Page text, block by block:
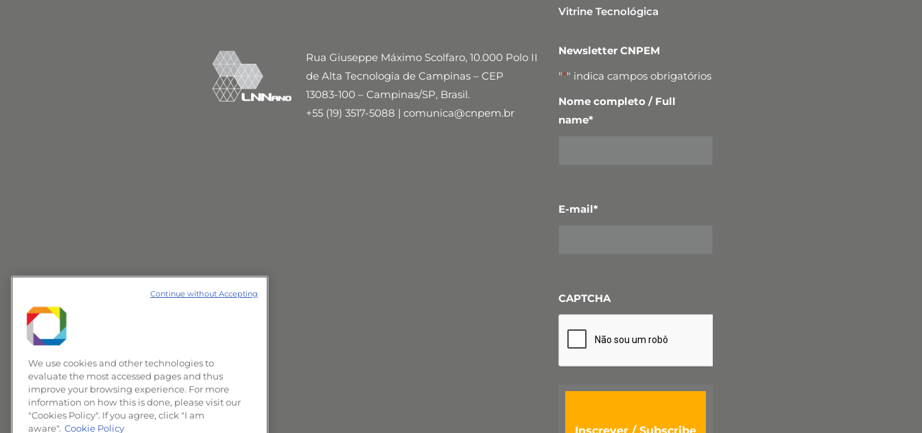
Vitrine Tecnológica
Rua Giuseppe Máximo Scolfaro, 10.000 Polo II
de Alta Tecnologia de Campinas – CEP
13083-100 – Campinas/SP, Brasil.
+55 (19) 3517-5088 | comunica@cnpem.br
Newsletter CNPEM
"*" indica campos obrigatórios
Nome completo / Full
name*
E-mail*
CAPTCHA
We use cookies and other technologies to
evaluate the most accessed pages and thus
improve your browsing experience. For more
information on how this is done, please visit our
"Cookies Policy". If you agree, click "I am
aware". Cookie Policy
Continue without Accepting